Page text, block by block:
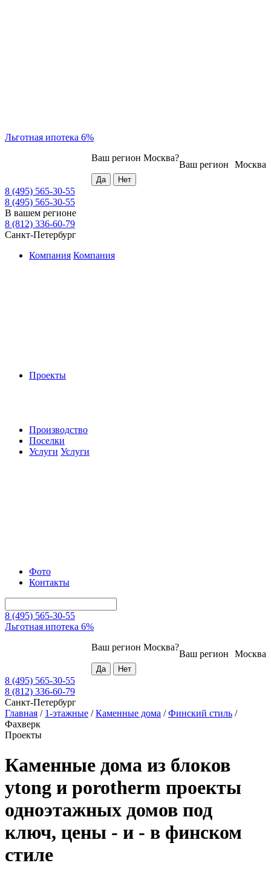
Льготная ипотека 6%
Москва
Ваш регион
Ваш регион Москва?
8 (495) 565-30-55
8 (495) 565-30-55
В вашем регионе
8 (812) 336-60-79
Санкт-Петербург
Компания Компания
Проекты
Производство
Поселки
Услуги Услуги
Фото
Контакты
8 (495) 565-30-55
Льготная ипотека 6%
Москва
Ваш регион
Ваш регион Москва?
8 (495) 565-30-55
8 (812) 336-60-79
Санкт-Петербург
Главная / 1-этажные /Каменные дома /Финский стиль /
Фахверк
Проекты
Каменные дома из блоков
ytong и porotherm проекты
одноэтажных домов под
ключ, цены - и - в финском
стиле